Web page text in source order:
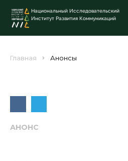
Национальный Исследовательский
Институт Развития Коммуникаций
Главная Анонсы
АНОНС